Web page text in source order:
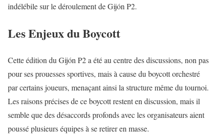
indélébile sur le déroulement de Gijón P2.
Les Enjeux du Boycott
Cette édition du Gijón P2 a été au centre des discussions, non pas
pour ses prouesses sportives, mais à cause du boycott orchestré
par certains joueurs, menaçant ainsi la structure même du tournoi.
Les raisons précises de ce boycott restent en discussion, mais il
semble que des désaccords profonds avec les organisateurs aient
poussé plusieurs équipes à se retirer en masse.